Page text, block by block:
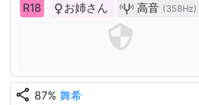
R18
お姉さん 高音 (358Hz)
share 87% 舞希